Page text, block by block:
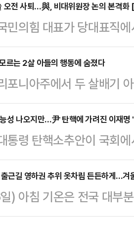
더우인에서 40만 팔로워
우는 배달원이라고 소개
아내가 나와 딸을 버리고
약 6만원)을 벌어 딸에게
영상에 '제 딸은 어머니가
거나…
오전 사퇴…與, 비대위원장 논의 본격화
민의힘 대표가 당대표직
여당 내에서 거세진 사퇴
것이다. 국민의힘은 벌써
위기다.한동훈 대표는
표 사퇴 의사를 밝힌다.
행하겠다"며 당대표직
장동혁·진종오 의원을 포
서 …
르는 2살 아들의 행동에 숨졌다
포니아주에서 두 살배기
숨지는 사건이 발생했다
르면 지난 6일 캘리포니
2살 아들이 쏜 총알을 가
친구인 앤드류 산체스
테이블에 놓인 권총을 가
그대로 미나를 향했다.신
성 나오지만…尹 탄핵에 가려진 이재명
통령 탄핵소추안이 국회
실화 가능성이 커지며 이
지만, 이 대표를 둘러싼
국 헌법재판소의 탄핵 심
점이 어떻게 맞물려 돌아
근길 영하권 추위 옷차림 든든하게...겨
) 아침 기온은 전국 대부
비나 눈이 내린다.기상청